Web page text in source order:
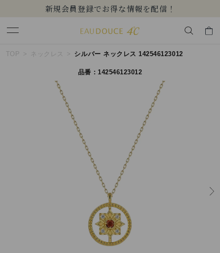
【価格改定のお知らせ 8月17日(月)より 】
キーワードで検索する
人気検索キーワード
#ペア #ダイヤモンド ネックレス
#くまのプーさん
TOP ネックレス シルバー ネックレス 142546123012
品番：142546123012